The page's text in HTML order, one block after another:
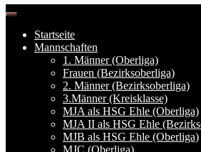
Startseite
Mannschaften
1. Männer (Oberliga)
Frauen (Bezirksoberliga)
2. Männer (Bezirksoberliga)
3.Männer (Kreisklasse)
MJA als HSG Ehle (Oberliga)
MJA II als HSG Ehle
MJB als HSG Ehle (Oberliga)
MJC (Oberliga)